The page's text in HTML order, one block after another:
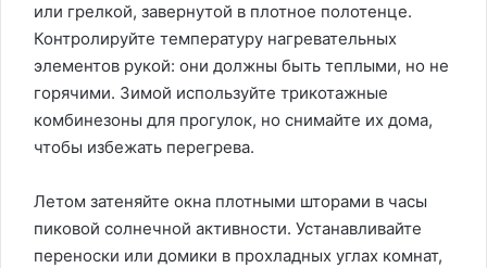
или грелкой, завернутой в плотное полотенце.
Контролируйте температуру нагревательных
элементов рукой: они должны быть теплыми, но не
горячими. Зимой используйте трикотажные
комбинезоны для прогулок, но снимайте их дома,
чтобы избежать перегрева.
Летом затеняйте окна плотными шторами в часы
пиковой солнечной активности. Устанавливайте
переноски или домики в прохладных углах комнат,